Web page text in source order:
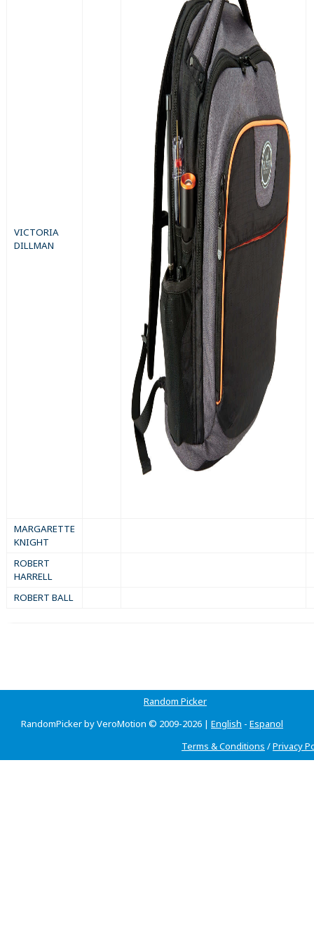
VICTORIA
DILLMAN
MARGARETTE
KNIGHT
ROBERT
HARRELL
ROBERT BALL
Random Picker
RandomPicker by VeroMotion © 2009-2026 | English - Espanol
Terms & Conditions /Privacy